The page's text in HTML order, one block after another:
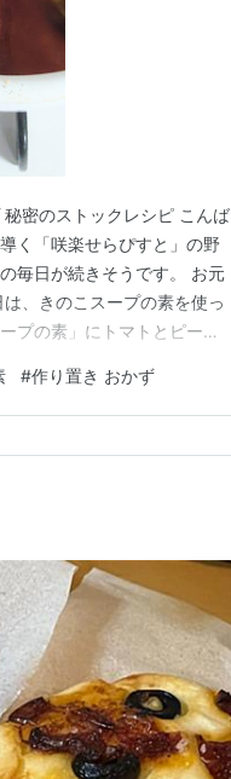
密のストックレシピ こんば
く「咲楽せらぴすと」の野
毎日が続きそうです。 お元
、きのこスープの素を使っ
プの素」にトマトとピーマ
のこスープの素 〈材料〉 好
#作り置き おかず